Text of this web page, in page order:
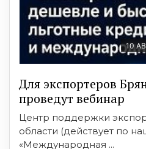
10
Для экспортеров
проведут вебинар
Центр поддержки
области (действует по
«Международная ...